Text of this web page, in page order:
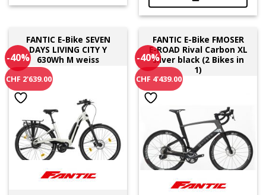
-40%
CHF 2'639.00
FANTIC E-Bike SEVEN
DAYS LIVING CITY Y
630Wh M weiss
-40%
CHF 4'439.00
FANTIC E-Bike FMOSER
E-ROAD Rival Carbon XL
silver black (2 Bikes in
1)